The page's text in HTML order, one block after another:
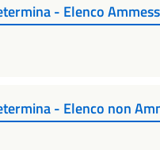
- Elenco
- Elenco non